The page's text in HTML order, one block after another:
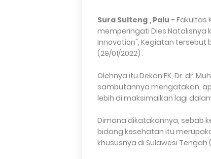
Sura Sulteng , Palu - Fakultas
memperingati Dies Natalisnya
Innovation", Kegiatan tersebut
(29/01/2022) .
Olehnya itu Dekan FK, Dr. dr.
sambutannya mengatakan,
lebih di maksimalkan lagi
Dimana dikatakannya, sebab
bidang kesehatan itu
khususnya di Sulawesi